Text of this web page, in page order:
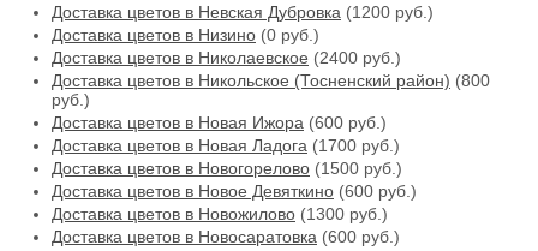
Доставка цветов в Невская Дубровка (1200 руб.)
Доставка цветов в Низино (0 руб.)
Доставка цветов в Николаевское (2400 руб.)
Доставка цветов в Никольское (Тосненский район) (800
руб.)
Доставка цветов в Новая Ижора (600 руб.)
Доставка цветов в Новая Ладога (1700 руб.)
Доставка цветов в Новогорелово (1500 руб.)
Доставка цветов в Новое Девяткино (600 руб.)
Доставка цветов в Новожилово (1300 руб.)
Доставка цветов в Новосаратовка (600 руб.)